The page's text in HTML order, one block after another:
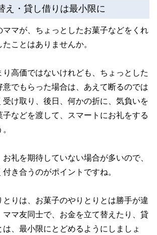
え・貸し借りは最小限に
マが、ちょっとしたお菓子などをくれ
ことはありませんか。
り高価ではないけれども、ちょっとした
意でもらった場合は、あえて断るのでは
受け取り、後日、何かの折に、気負いを
子などを渡して、スマートにお礼をする
礼を期待していない場合が多いので、
き合うのがポイントですね。
とりは、お菓子のやりとりとは勝手が違
ママ友同士で、お金を立て替えたり、貸
は、最小限にとどめるようにしましょ